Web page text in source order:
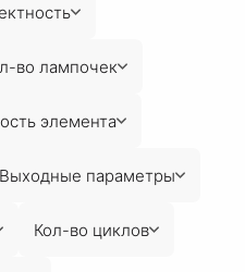
во лампочек
элемента
Выходные параметры
Кол-во циклов